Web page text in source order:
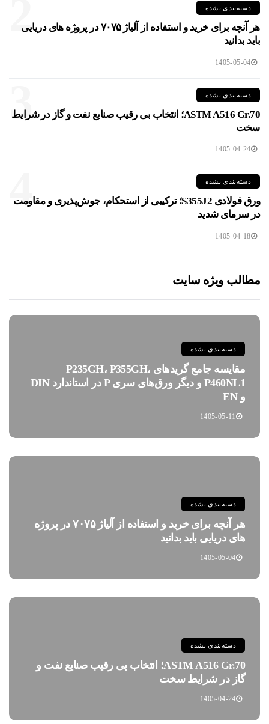
2 دسته‌بندی نشده
هر آنچه برای خرید و استفاده از آلیاژ ۷۰۷۵ در پروژه های دریایی
باید بدانید
1405-05-04
3 دسته‌بندی نشده
ASTM A516 Gr.70؛ انتخاب بی رقیب صنایع نفت و گاز در شرایط
سخت
1405-04-24
4 دسته‌بندی نشده
ورق فولادی S355J2؛ ترکیبی از استحکام، جوش‌پذیری و مقاومت
در سرمای شدید
1405-04-18
مطالب ویژه سایت
دسته‌بندی نشده
مقایسه جامع گریدهای P235GH، P355GH،
P460NL1 و دیگر ورق‌های سری P در استاندارد DIN
و EN
1405-05-11
دسته‌بندی نشده
هر آنچه برای خرید و استفاده از آلیاژ ۷۰۷۵ در پروژه
های دریایی باید بدانید
1405-05-04
دسته‌بندی نشده
ASTM A516 Gr.70؛ انتخاب بی رقیب صنایع نفت و
گاز در شرایط سخت
1405-04-24